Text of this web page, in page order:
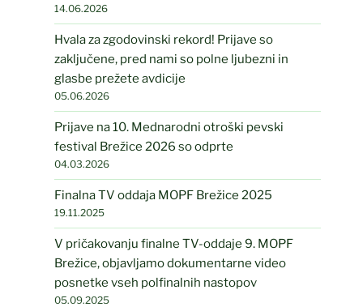
14.06.2026
Hvala za zgodovinski rekord! Prijave so
zaključene, pred nami so polne ljubezni in
glasbe prežete avdicije
05.06.2026
Prijave na 10. Mednarodni otroški pevski
festival Brežice 2026 so odprte
04.03.2026
Finalna TV oddaja MOPF Brežice 2025
19.11.2025
V pričakovanju finalne TV-oddaje 9. MOPF
Brežice, objavljamo dokumentarne video
posnetke vseh polfinalnih nastopov
05.09.2025